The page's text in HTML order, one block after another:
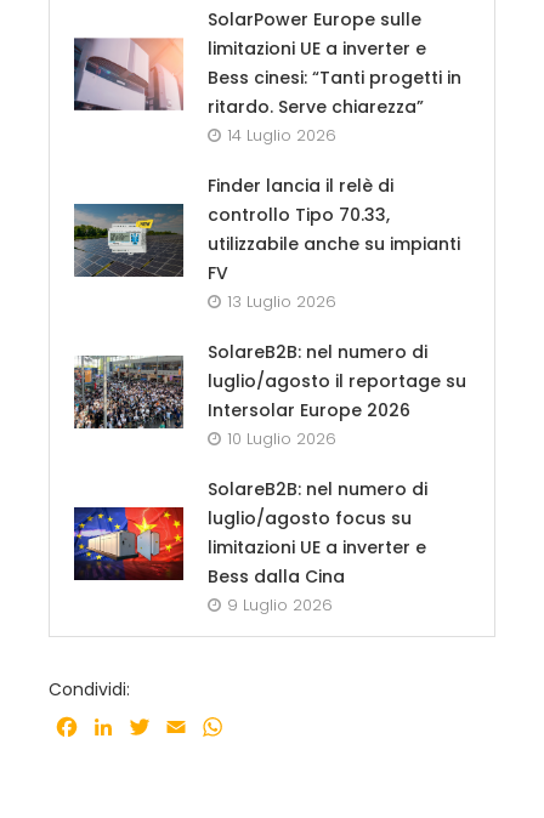
SolarPower Europe sulle
limitazioni UE a inverter e
Bess cinesi: “Tanti progetti in
ritardo. Serve chiarezza”
14 Luglio 2026
Finder lancia il relè di
controllo Tipo 70.33,
utilizzabile anche su impianti
FV
13 Luglio 2026
SolareB2B: nel numero di
luglio/agosto il reportage su
Intersolar Europe 2026
10 Luglio 2026
SolareB2B: nel numero di
luglio/agosto focus su
limitazioni UE a inverter e
Bess dalla Cina
9 Luglio 2026
Condividi:
Facebook
LinkedInTwitter
Email